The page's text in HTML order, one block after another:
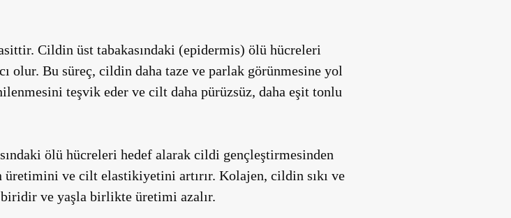
Cildin üst tabakasındaki (epidermis) ölü hücreleri
olur. Bu süreç, cildin daha taze ve parlak görünmesine yol
teşvik eder ve cilt daha pürüzsüz, daha eşit tonlu
ölü hücreleri hedef alarak cildi gençleştirmesinden
üretimini ve cilt elastikiyetini artırır. Kolajen, cildin sıkı ve
ve yaşla birlikte üretimi azalır.